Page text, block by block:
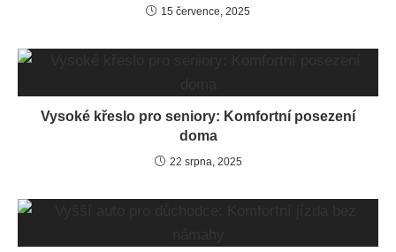
15 července, 2025
Vysoké křeslo pro seniory: Komfortní posezení
doma
22 srpna, 2025